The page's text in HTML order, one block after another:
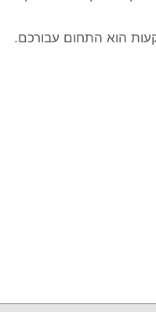
הוא התחום עבורכם.